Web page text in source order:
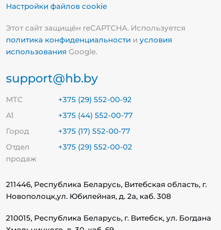
Настройки файлов cookie
Этот сайт защищён reCAPTCHA. Используется
политика конфиденциальности и условия
использования Google.
support@hb.by
МТС
+375 (29) 552-00-92
А1
+375 (44) 552-00-77
Город
+375 (17) 552-00-77
Отдел
продаж
+375 (29) 552-00-02
211446, Республика Беларусь, Витебская область, г.
Новополоцк,ул. Юбилейная, д. 2а, каб. 308
210015, Республика Беларусь, г. Витебск, ул. Богдана